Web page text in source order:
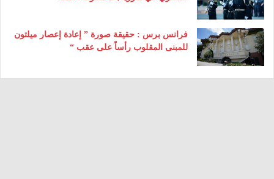
فرانس برس : حقيقة صورة ” إعادة إعصار ميلتون
للمبنى المقلوب رأساً على عقب “